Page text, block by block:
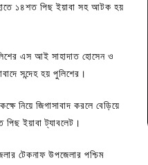
১৪শত পিছ ইয়াবা সহ আটক হয়
এস আই সাহাদাত হোসেন ও
সন্দেহ হয় পুলিশের।
নিয়ে জিগাসাবাদ করলে বেড়িয়ে
ইয়াবা ট্যাবলেট।
টেকনাফ উপজেলার পশ্চিম
সহায়ক ভুমিকা রাখে
সভাপতি
0